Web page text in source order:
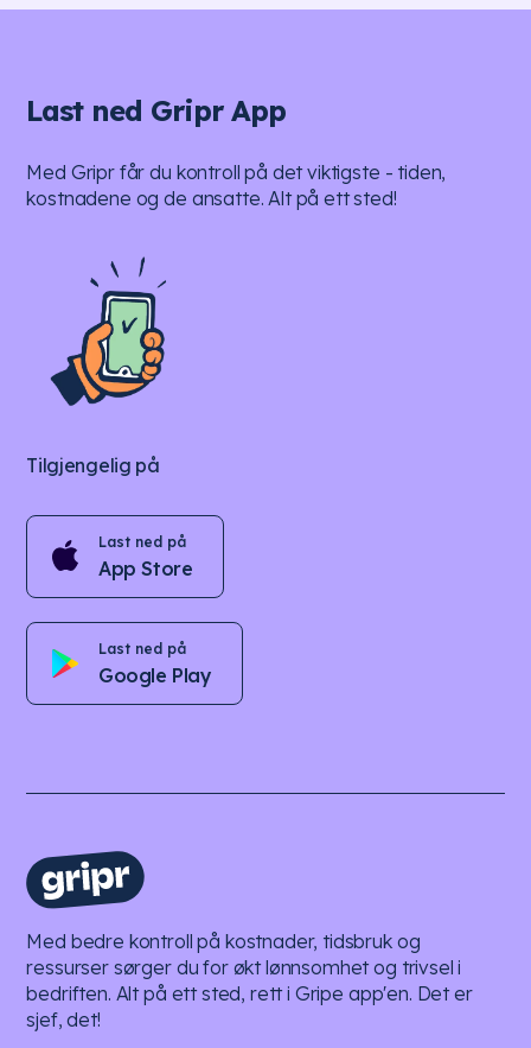
Last ned Gripr App
Med Gripr får du kontroll på det viktigste - tiden,
kostnadene og de ansatte. Alt på ett sted!
Tilgjengelig på
Last ned på
App Store
Last ned på
Google Play
Med bedre kontroll på kostnader, tidsbruk og
ressurser sørger du for økt lønnsomhet og trivsel i
bedriften. Alt på ett sted, rett i Gripe app'en. Det er
sjef, det!